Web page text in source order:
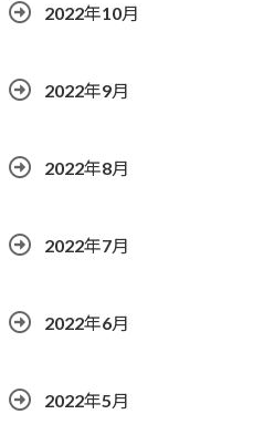
2022年10月
2022年9月
2022年8月
2022年7月
2022年6月
2022年5月